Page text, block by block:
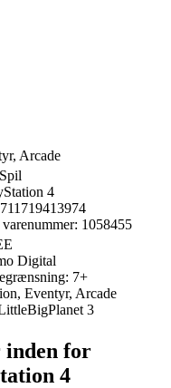
Arcade
4
1058455
Digital
7+
Eventyr, Arcade
3
inden for
4